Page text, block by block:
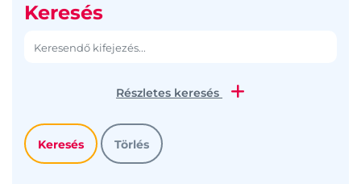
Keresés
Részletes keresés